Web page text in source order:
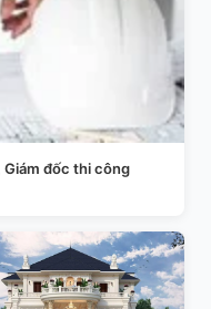
Giám đốc thi công